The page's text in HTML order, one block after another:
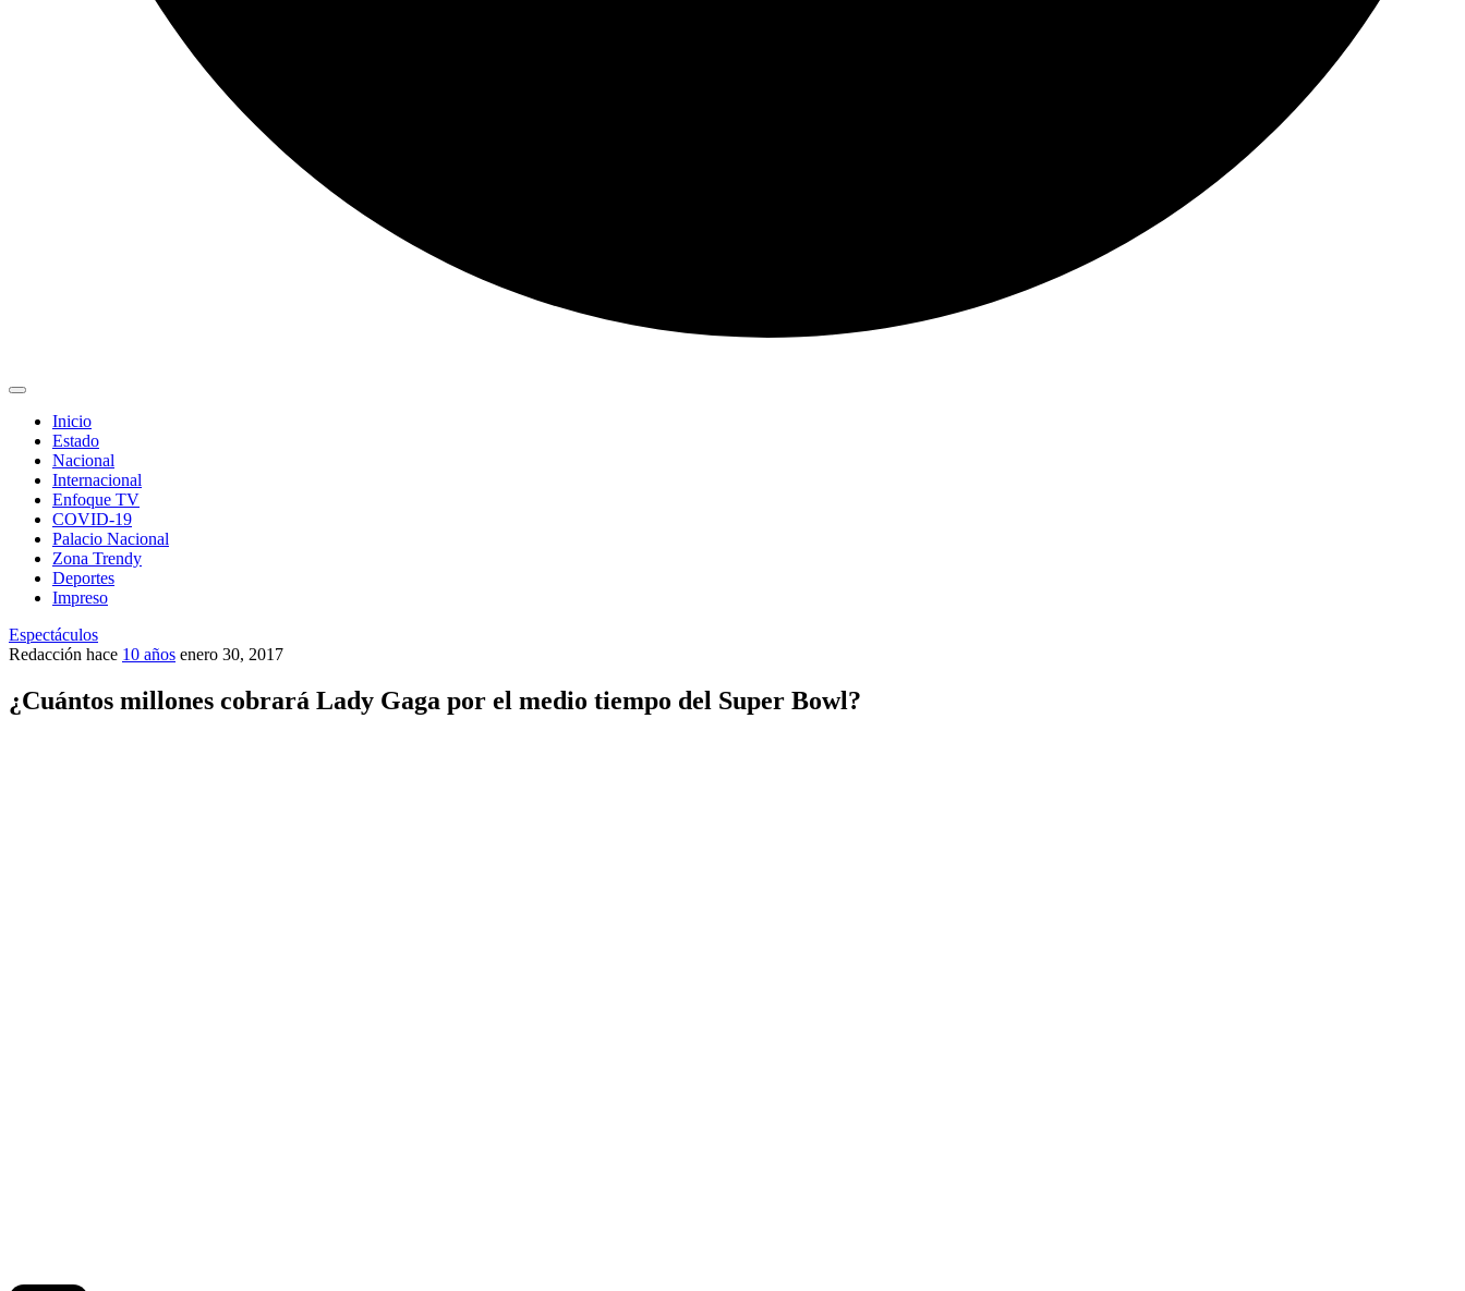
Inicio
Estado
Nacional
Internacional
Enfoque TV
COVID-19
Palacio Nacional
Zona Trendy
Deportes
Impreso
Espectáculos
Redacción hace 10 años enero 30, 2017
¿Cuántos millones cobrará Lady Gaga por el medio tiempo del Super Bowl?